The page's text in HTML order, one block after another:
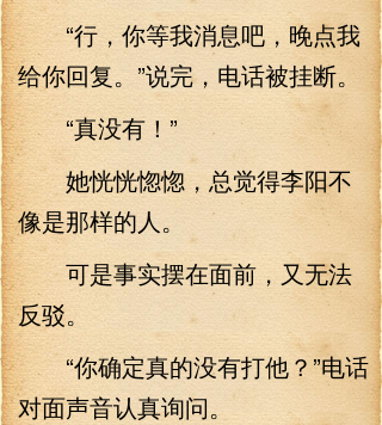
“行，你等我消息吧，晚点我
给你回复。”说完，电话被挂断。
“真没有！”
她恍恍惚惚，总觉得李阳不
像是那样的人。
可是事实摆在面前，又无法
反驳。
“你确定真的没有打他？”电话
对面声音认真询问。